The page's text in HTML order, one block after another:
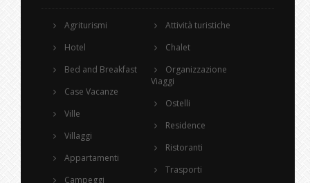
Agriturismi
Hotel
Bed and Breakfast
Case Vacanze
Ville
Villaggi
Appartamenti
Campeggi
Attività turistiche
Chalet
Organizzazione
Viaggi
Ostelli
Residence
Ristoranti
Trasporti